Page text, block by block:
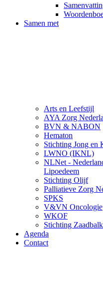
Samen met
Arts en Leefstijl
AYA Zorg
BVN & NABON
Hematon
Stichting Jong en
LWNO (IKNL)
NLNet -
Lipoedeem
Stichting Olijf
Palliatieve Zorg
SPKS
V&VN Oncologie
WKOF
Stichting
Agenda
Contact